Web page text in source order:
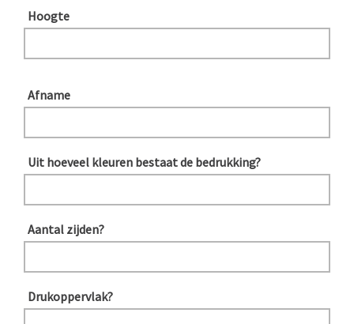
Hoogte
Afname
Uit hoeveel kleuren bestaat de bedrukking?
Aantal zijden?
Drukoppervlak?